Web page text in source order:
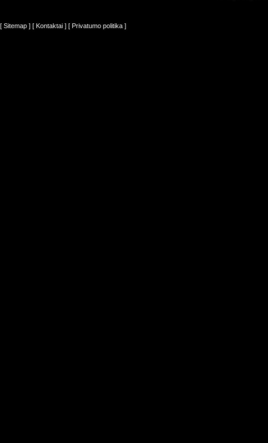
[ Sitemap ] [ Kontaktai ] [ Privatumo politika ]